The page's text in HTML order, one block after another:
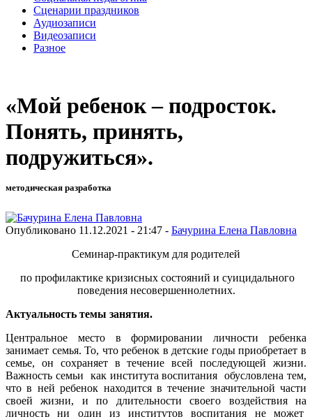
Сценарии праздников
Аудиозаписи
Видеозаписи
Разное
«Мой ребенок – подросток.
Понять, принять,
подружиться».
методическая разработка
Опубликовано 11.12.2021 - 21:47 - Бачурина Елена Павловна
Семинар-практикум для родителей
по профилактике кризисных состояний и суицидального
поведения несовершеннолетних.
Актуальность темы занятия.
Центральное место в формировании личности ребенка
занимает семья. То, что ребенок в детские годы приобретает в
семье, он сохраняет в течение всей последующей жизни.
Важность семьи как института воспитания обусловлена тем,
что в ней ребенок находится в течение значительной части
своей жизни, и по длительности своего воздействия на
личность ни один из институтов воспитания не может